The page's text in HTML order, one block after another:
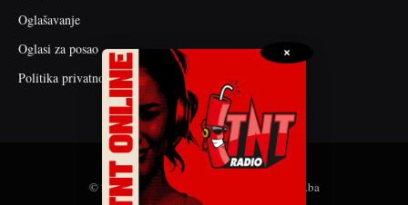
Oglašavanje
Oglasi za posao
Politika privatnosti
© 2026 web dizajn i seo optimizacija by tnt.ba
×